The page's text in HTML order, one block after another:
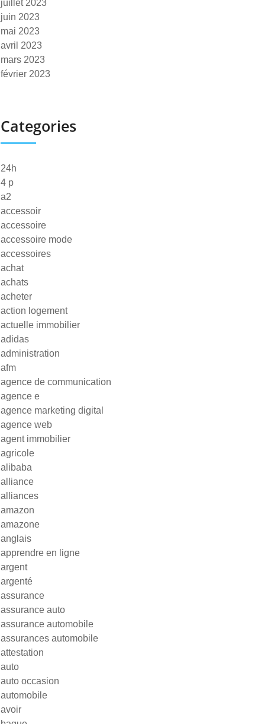
juillet 2023
juin 2023
mai 2023
avril 2023
mars 2023
février 2023
Categories
24h
4 p
a2
accessoir
accessoire
accessoire mode
accessoires
achat
achats
acheter
action logement
actuelle immobilier
adidas
administration
afm
agence de communication
agence e
agence marketing digital
agence web
agent immobilier
agricole
alibaba
alliance
alliances
amazon
amazone
anglais
apprendre en ligne
argent
argenté
assurance
assurance auto
assurance automobile
assurances automobile
attestation
auto
auto occasion
automobile
avoir